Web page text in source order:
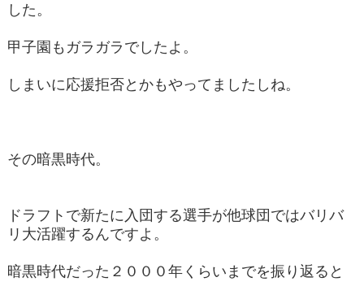
した。
甲子園もガラガラでしたよ。
しまいに応援拒否とかもやってましたしね。
その暗黒時代。
ドラフトで新たに入団する選手が他球団ではバリバ
リ大活躍するんですよ。
暗黒時代だった２０００年くらいまでを振り返ると